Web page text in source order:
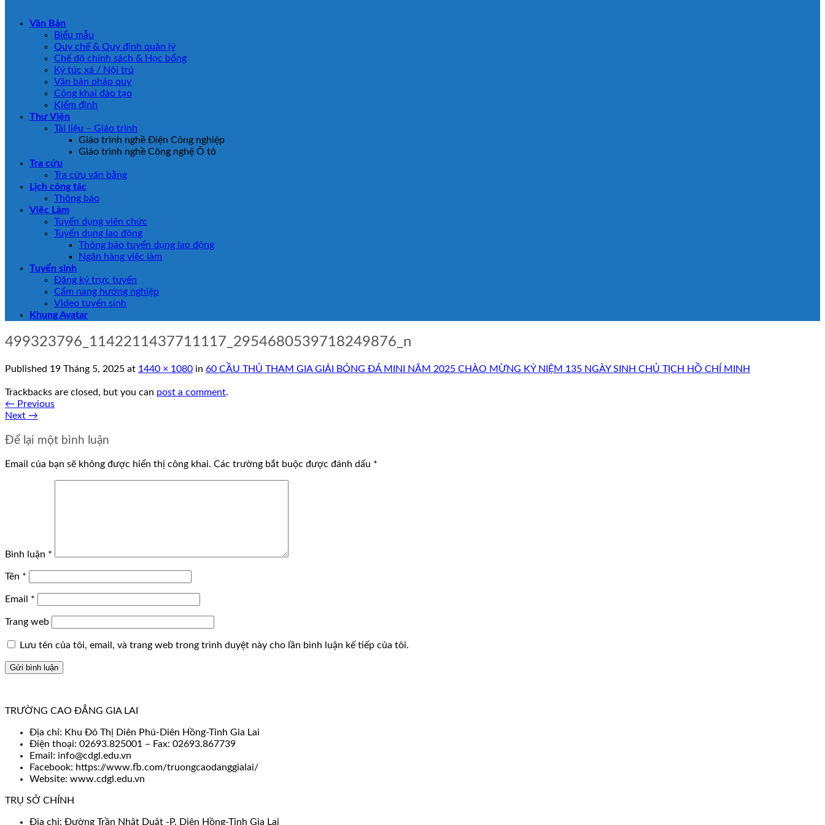
Văn Bản
Biểu mẫu
Quy chế & Quy định quản lý
Chế độ chính sách & Học bổng
Ký túc xá / Nội trú
Văn bản pháp quy
Công khai đào tạo
Kiểm định
Thư Viện
Tài liệu – Giáo trình
Giáo trình nghề Điện Công nghiệp
Giáo trình nghề Công nghệ Ô tô
Tra cứu
Tra cứu văn bằng
Lịch công tác
Thông báo
Việc Làm
Tuyển dụng viên chức
Tuyển dụng lao động
Thông báo tuyển dụng lao động
Ngân hàng việc làm
Tuyển sinh
Đăng ký trực tuyến
Cẩm nang hướng nghiệp
Video tuyển sinh
Khung Avatar
499323796_1142211437711117_2954680539718249876_n
Published 19 Tháng 5, 2025 at 1440 × 1080 in 60 CẦU THỦ THAM GIA GIẢI BÓNG ĐÁ MINI NĂM 2025 CHÀO MỪNG KỶ NIỆM 135 NGÀY SINH CHỦ TỊCH HỒ CHÍ MINH
Trackbacks are closed, but you can post a comment.
← Previous
Next →
Để lại một bình luận
Email của bạn sẽ không được hiển thị công khai. Các trường bắt buộc được đánh dấu *
Bình luận *
Tên *
Email *
Trang web
Lưu tên của tôi, email, và trang web trong trình duyệt này cho lần bình luận kế tiếp của tôi.
TRƯỜNG CAO ĐẲNG GIA LAI
Địa chỉ: Khu Đô Thị Diên Phú-Diên Hồng-Tỉnh Gia Lai
Điện thoại: 02693.825001 – Fax: 02693.867739
Email: info@cdgl.edu.vn
Facebook: https://www.fb.com/truongcaodanggialai/
Website: www.cdgl.edu.vn
TRỤ SỞ CHÍNH
Địa chỉ: Đường Trần Nhật Duật -P. Diên Hồng-Tỉnh Gia Lai